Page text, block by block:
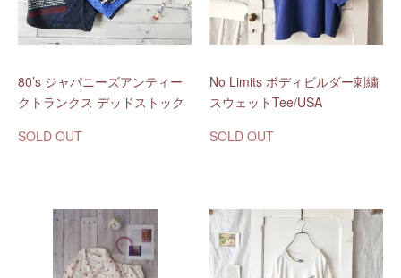
80’s ジャパニーズアンティー
クトランクス デッドストック
SOLD OUT
No Limits ボディビルダー刺繍
スウェットTee/USA
SOLD OUT